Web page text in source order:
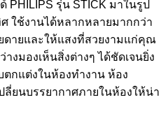
PHILIPS รุ่น STICK มาในรูป
ใช้งานได้หลากหลายมากกว่า
ดายและให้แสงที่สวยงามแก่คุณ
งมองเห็นสิ่งต่างๆ ได้ชัดเจนยิ่ง
กแต่งในห้องทำงาน ห้อง
ลี่ยนบรรยากาศภายในห้องให้น่า